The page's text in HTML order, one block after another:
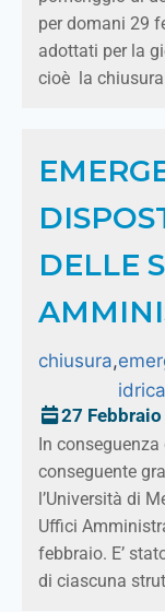
per domani 29
adottati per la
cioè la
DELLE
chiusura,
idrica
27
In
conseguente
l’Università di
Uffici
febbraio. E’
di ciascuna